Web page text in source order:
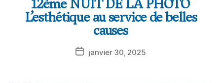
12ème NUIT DE LA PHOTO
L’esthétique au service de belles
causes
janvier 30, 2025